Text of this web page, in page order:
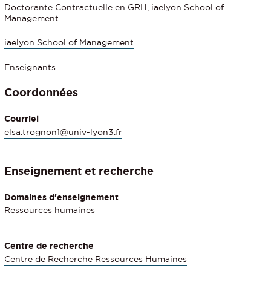
Doctorante Contractuelle en GRH, iaelyon School of
Management
iaelyon School of Management
Enseignants
Coordonnées
Courriel
elsa.trognon1@univ-lyon3.fr
Enseignement et recherche
Domaines d'enseignement
Ressources humaines
Centre de recherche
Centre de Recherche Ressources Humaines